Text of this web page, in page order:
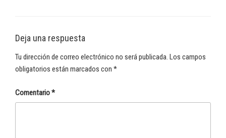
Deja una respuesta
Tu dirección de correo electrónico no será publicada. Los campos
obligatorios están marcados con *
Comentario*